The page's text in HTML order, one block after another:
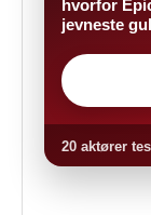
hvorfor
jevneste
20 aktører